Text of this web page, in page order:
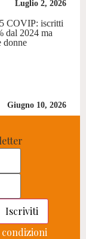
Luglio 2, 2026
COVIP: iscritti
dal 2024 ma
donne
Giugno 10, 2026